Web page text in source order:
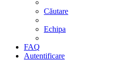
Căutare
Echipa
FAQ
Autentificare